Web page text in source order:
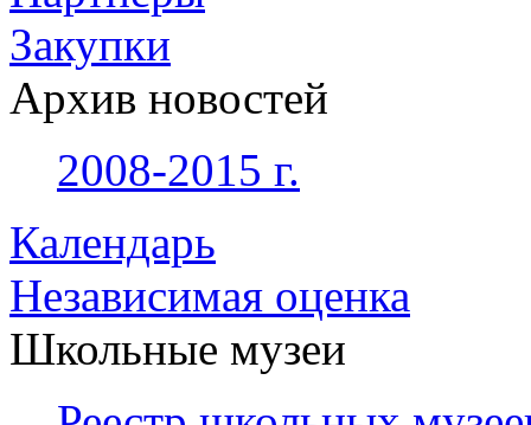
Закупки
Архив новостей
2008-2015 г.
Календарь
Независимая оценка
Школьные музеи